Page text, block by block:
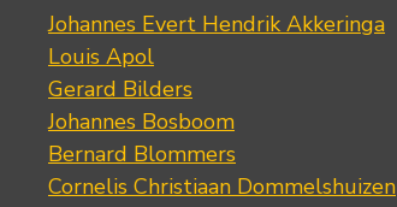
Johannes Evert Hendrik Akkeringa
Louis Apol
Gerard Bilders
Johannes Bosboom
Bernard Blommers
Cornelis Christiaan Dommelshuizen